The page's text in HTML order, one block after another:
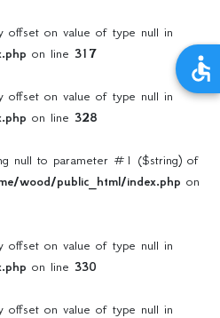
offset on value of type null in
on line 317
offset on value of type null in
on line 328
null to parameter #1 ($string) of
wood/public_html/index.php on
offset on value of type null in
on line 330
offset on value of type null in